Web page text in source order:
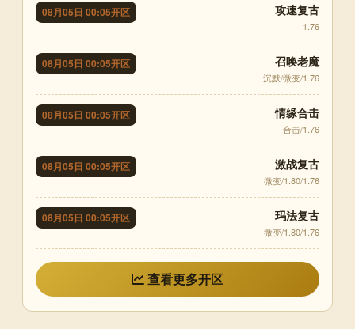
08月05日 00:05开区 攻速复古
1.76
08月05日 00:05开区 召唤老魔
沉默/微变/1.76
08月05日 00:05开区 情缘合击
合击/1.76
08月05日 00:05开区 激战复古
微变/1.80/1.76
08月05日 00:05开区 玛法复古
微变/1.80/1.76
查看更多开区